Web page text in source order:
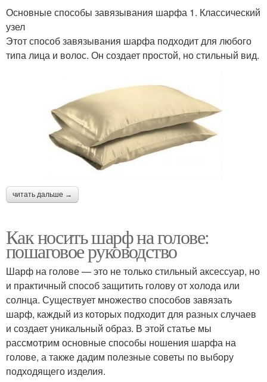
Основные способы завязывания шарфа 1. Классический
узел
Этот способ завязывания шарфа подходит для любого
типа лица и волос. Он создает простой, но стильный вид.
читать дальше →
Как носить шарф на голове:
пошаговое руководство
Шарф на голове — это не только стильный аксессуар, но
и практичный способ защитить голову от холода или
солнца. Существует множество способов завязать
шарф, каждый из которых подходит для разных случаев
и создает уникальный образ. В этой статье мы
рассмотрим основные способы ношения шарфа на
голове, а также дадим полезные советы по выбору
подходящего изделия.